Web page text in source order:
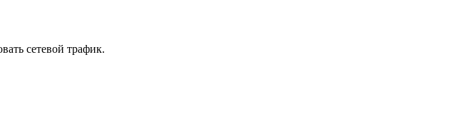
сетевой трафик.